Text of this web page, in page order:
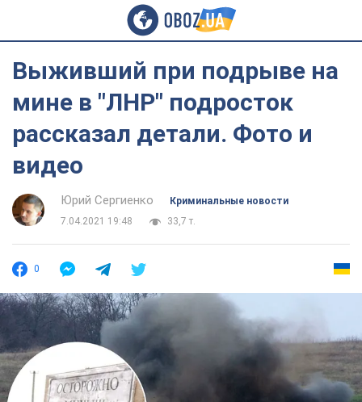
Выживший при подрыве на
мине в "ЛНР" подросток
рассказал детали. Фото и
видео
Юрий Сергиенко
Криминальные новости
7.04.2021 19:48
33,7 т.
0